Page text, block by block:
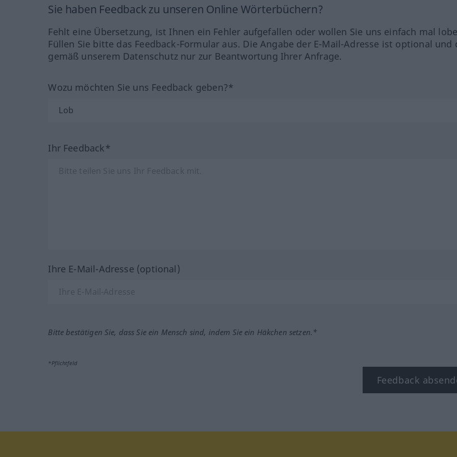
Sie haben Feedback zu unseren Online Wörterbüchern?
Fehlt eine Übersetzung, ist Ihnen ein Fehler aufgefallen oder wollen Sie uns einfach mal
Füllen Sie bitte das Feedback-Formular aus. Die Angabe der E-Mail-Adresse ist optional und
gemäß unserem Datenschutz nur zur Beantwortung Ihrer Anfrage.
Wozu möchten Sie uns Feedback geben?*
Ihr Feedback*
Ihre E-Mail-Adresse (optional)
Bitte bestätigen Sie, dass Sie ein Mensch sind, indem Sie ein Häkchen setzen.*
*Pflichtfeld
Feedback